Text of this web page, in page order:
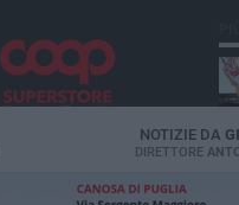
NOTIZIE DA
DIRETTORE